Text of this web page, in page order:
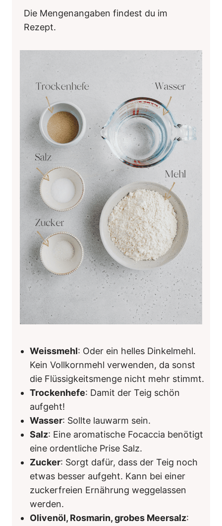
Die Mengenangaben findest du im
Rezept.
Weissmehl: Oder ein helles Dinkelmehl.
Kein Vollkornmehl verwenden, da sonst
die Flüssigkeitsmenge nicht mehr stimmt.
Trockenhefe: Damit der Teig schön
aufgeht!
Wasser: Sollte lauwarm sein.
Salz: Eine aromatische Focaccia benötigt
eine ordentliche Prise Salz.
Zucker: Sorgt dafür, dass der Teig noch
etwas besser aufgeht. Kann bei einer
zuckerfreien Ernährung weggelassen
werden.
Olivenöl, Rosmarin, grobes Meersalz: